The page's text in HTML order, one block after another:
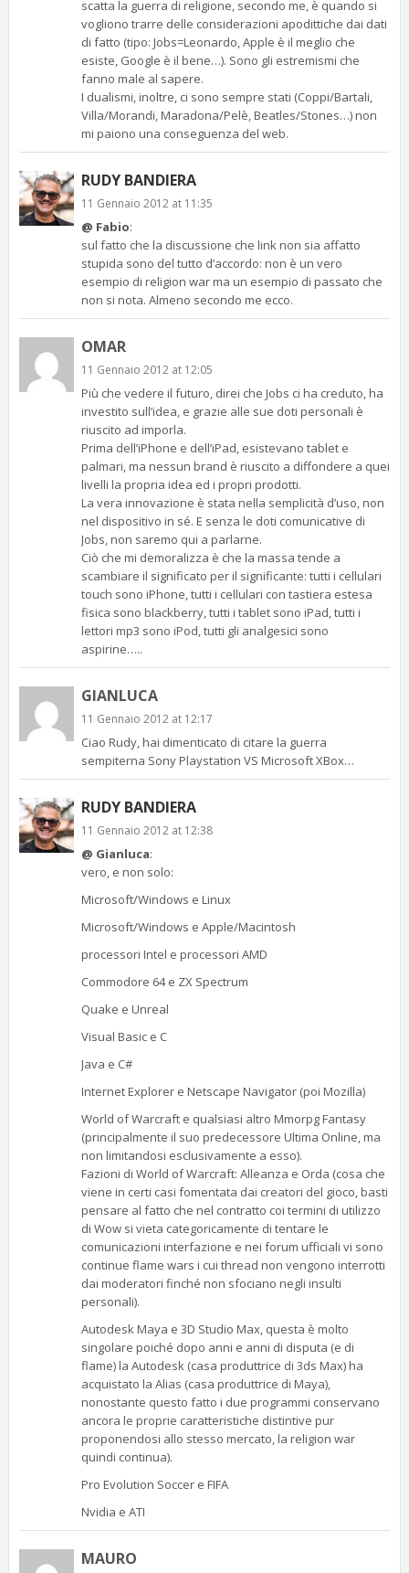
scatta la guerra di religione, secondo me, è quando si
vogliono trarre delle considerazioni apodittiche dai dati
di fatto (tipo: Jobs=Leonardo, Apple è il meglio che
esiste, Google è il bene…). Sono gli estremismi che
fanno male al sapere.
I dualismi, inoltre, ci sono sempre stati (Coppi/Bartali,
Villa/Morandi, Maradona/Pelè, Beatles/Stones…) non
mi paiono una conseguenza del web.
RUDY BANDIERA
11 Gennaio 2012 at 11:35
@ Fabio:
sul fatto che la discussione che link non sia affatto
stupida sono del tutto d’accordo: non è un vero
esempio di religion war ma un esempio di passato che
non si nota. Almeno secondo me ecco.
OMAR
11 Gennaio 2012 at 12:05
Più che vedere il futuro, direi che Jobs ci ha creduto, ha
investito sull’idea, e grazie alle sue doti personali è
riuscito ad imporla.
Prima dell’iPhone e dell’iPad, esistevano tablet e
palmari, ma nessun brand è riuscito a diffondere a quei
livelli la propria idea ed i propri prodotti.
La vera innovazione è stata nella semplicità d’uso, non
nel dispositivo in sé. E senza le doti comunicative di
Jobs, non saremo qui a parlarne.
Ciò che mi demoralizza è che la massa tende a
scambiare il significato per il significante: tutti i cellulari
touch sono iPhone, tutti i cellulari con tastiera estesa
fisica sono blackberry, tutti i tablet sono iPad, tutti i
lettori mp3 sono iPod, tutti gli analgesici sono
aspirine…..
GIANLUCA
11 Gennaio 2012 at 12:17
Ciao Rudy, hai dimenticato di citare la guerra
sempiterna Sony Playstation VS Microsoft XBox…
RUDY BANDIERA
11 Gennaio 2012 at 12:38
@ Gianluca:
vero, e non solo:
Microsoft/Windows e Linux
Microsoft/Windows e Apple/Macintosh
processori Intel e processori AMD
Commodore 64 e ZX Spectrum
Quake e Unreal
Visual Basic e C
Java e C#
Internet Explorer e Netscape Navigator (poi Mozilla)
World of Warcraft e qualsiasi altro Mmorpg Fantasy
(principalmente il suo predecessore Ultima Online, ma
non limitandosi esclusivamente a esso).
Fazioni di World of Warcraft: Alleanza e Orda (cosa che
viene in certi casi fomentata dai creatori del gioco, basti
pensare al fatto che nel contratto coi termini di utilizzo
di Wow si vieta categoricamente di tentare le
comunicazioni interfazione e nei forum ufficiali vi sono
continue flame wars i cui thread non vengono interrotti
dai moderatori finché non sfociano negli insulti
personali).
Autodesk Maya e 3D Studio Max, questa è molto
singolare poiché dopo anni e anni di disputa (e di
flame) la Autodesk (casa produttrice di 3ds Max) ha
acquistato la Alias (casa produttrice di Maya),
nonostante questo fatto i due programmi conservano
ancora le proprie caratteristiche distintive pur
proponendosi allo stesso mercato, la religion war
quindi continua).
Pro Evolution Soccer e FIFA
Nvidia e ATI
MAURO